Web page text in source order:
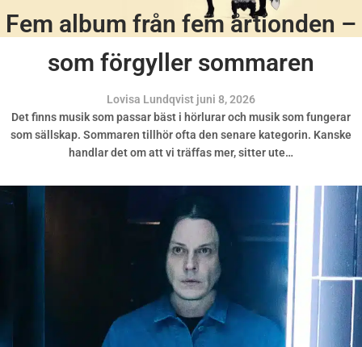
Fem album från fem årtionden –
som förgyller sommaren
Lovisa Lundqvist juni 8, 2026
Det finns musik som passar bäst i hörlurar och musik som fungerar
som sällskap. Sommaren tillhör ofta den senare kategorin. Kanske
handlar det om att vi träffas mer, sitter ute…